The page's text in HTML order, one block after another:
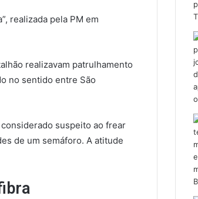
realizada pela PM em
realizavam patrulhamento
no sentido entre São
suspeito ao frear
de um semáforo. A atitude